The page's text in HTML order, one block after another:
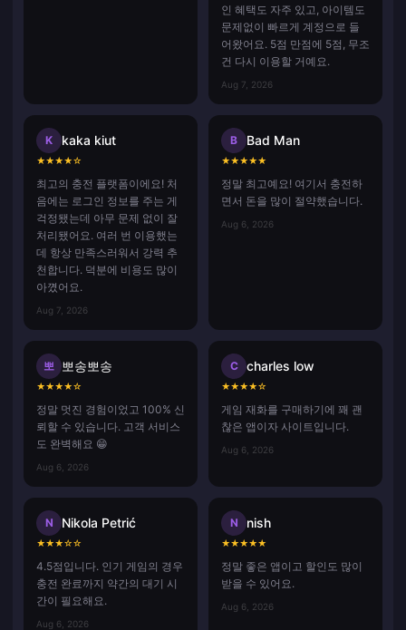
인 혜택도 자주 있고, 아이템도
문제없이 빠르게 계정으로 들
어왔어요. 5점 만점에 5점, 무조
건 다시 이용할 거예요.
Aug 7, 2026
K kaka kiut
★★★★☆
최고의 충전 플랫폼이에요! 처
음에는 로그인 정보를 주는 게
걱정됐는데 아무 문제 없이 잘
처리됐어요. 여러 번 이용했는
데 항상 만족스러워서 강력 추
천합니다. 덕분에 비용도 많이
아꼈어요.
Aug 7, 2026
B Bad Man
★★★★★
정말 최고예요! 여기서 충전하
면서 돈을 많이 절약했습니다.
Aug 6, 2026
뽀 뽀송뽀송
★★★★☆
정말 멋진 경험이었고 100% 신
뢰할 수 있습니다. 고객 서비스
도 완벽해요 😁
Aug 6, 2026
C charles low
★★★★☆
게임 재화를 구매하기에 꽤 괜
찮은 앱이자 사이트입니다.
Aug 6, 2026
N Nikola Petrić
★★★☆☆
4.5점입니다. 인기 게임의 경우
충전 완료까지 약간의 대기 시
간이 필요해요.
Aug 6, 2026
N nish
★★★★★
정말 좋은 앱이고 할인도 많이
받을 수 있어요.
Aug 6, 2026